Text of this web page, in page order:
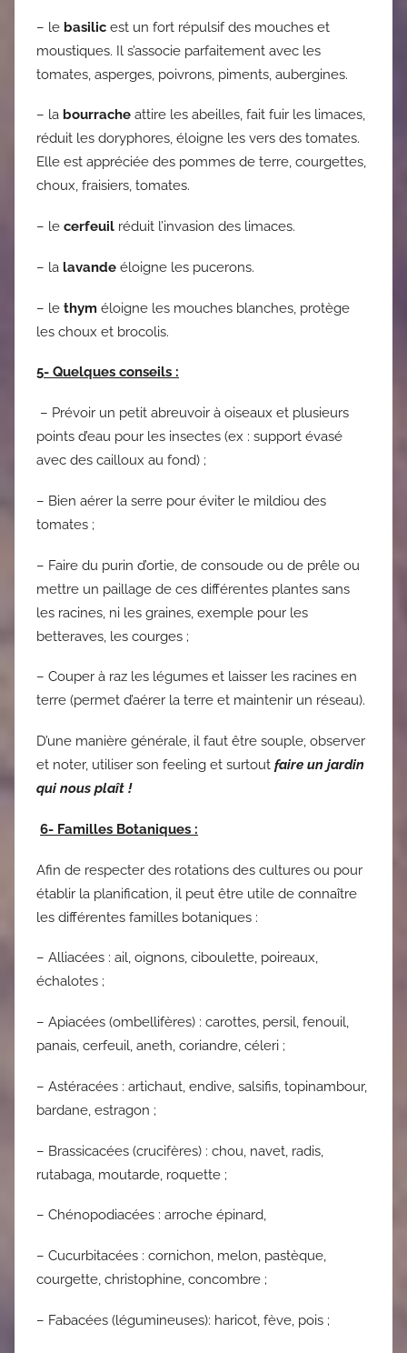
– le basilic est un fort répulsif des mouches et
moustiques. Il s’associe parfaitement avec les
tomates, asperges, poivrons, piments, aubergines.
– la bourrache attire les abeilles, fait fuir les limaces,
réduit les doryphores, éloigne les vers des tomates.
Elle est appréciée des pommes de terre, courgettes,
choux, fraisiers, tomates.
– le cerfeuil réduit l’invasion des limaces.
– la lavande éloigne les pucerons.
– le thym éloigne les mouches blanches, protège
les choux et brocolis.
5- Quelques conseils :
– Prévoir un petit abreuvoir à oiseaux et plusieurs
points d’eau pour les insectes (ex : support évasé
avec des cailloux au fond) ;
– Bien aérer la serre pour éviter le mildiou des
tomates ;
– Faire du purin d’ortie, de consoude ou de prêle ou
mettre un paillage de ces différentes plantes sans
les racines, ni les graines, exemple pour les
betteraves, les courges ;
– Couper à raz les légumes et laisser les racines en
terre (permet d’aérer la terre et maintenir un réseau).
D’une manière générale, il faut être souple, observer
et noter, utiliser son feeling et surtout faire un jardin
qui nous plaît !
6- Familles Botaniques :
Afin de respecter des rotations des cultures ou pour
établir la planification, il peut être utile de connaître
les différentes familles botaniques :
– Alliacées : ail, oignons, ciboulette, poireaux,
échalotes ;
– Apiacées (ombellifères) : carottes, persil, fenouil,
panais, cerfeuil, aneth, coriandre, céleri ;
– Astéracées : artichaut, endive, salsifis, topinambour,
bardane, estragon ;
– Brassicacées (crucifères) : chou, navet, radis,
rutabaga, moutarde, roquette ;
– Chénopodiacées : arroche épinard,
– Cucurbitacées : cornichon, melon, pastèque,
courgette, christophine, concombre ;
– Fabacées (légumineuses): haricot, fève, pois ;